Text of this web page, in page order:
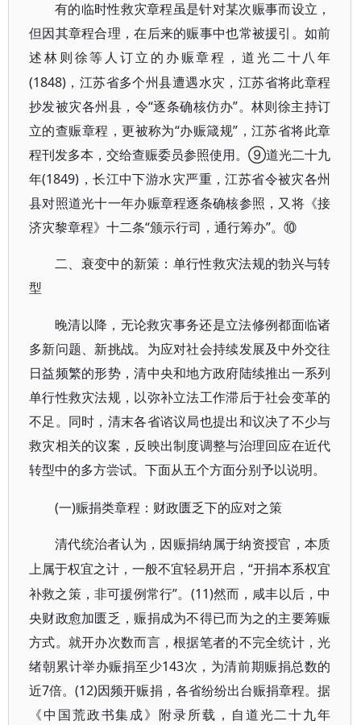
有的临时性救灾章程虽是针对某次赈事而设立，
但因其章程合理，在后来的赈事中也常被援引。如前
述林则徐等人订立的办赈章程，道光二十八年
(1848)，江苏省多个州县遭遇水灾，江苏省将此章程
抄发被灾各州县，令“逐条确核仿办”。林则徐主持订
立的查赈章程，更被称为“办赈箴规”，江苏省将此章
程刊发多本，交给查赈委员参照使用。⑨道光二十九
年(1849)，长江中下游水灾严重，江苏省令被灾各州
县对照道光十一年办赈章程逐条确核参照，又将《接
济灾黎章程》十二条“颁示行司，通行筹办”。⑩
二、衰变中的新策：单行性救灾法规的勃兴与转
型
晚清以降，无论救灾事务还是立法修例都面临诸
多新问题、新挑战。为应对社会持续发展及中外交往
日益频繁的形势，清中央和地方政府陆续推出一系列
单行性救灾法规，以弥补立法工作滞后于社会变革的
不足。同时，清末各省谘议局也提出和议决了不少与
救灾相关的议案，反映出制度调整与治理回应在近代
转型中的多方尝试。下面从五个方面分别予以说明。
(一)赈捐类章程：财政匮乏下的应对之策
清代统治者认为，因赈捐纳属于纳资授官，本质
上属于权宜之计，一般不宜轻易开启，“开捐本系权宜
补救之策，非可援例常行”。(11)然而，咸丰以后，中
央财政愈加匮乏，赈捐成为不得已而为之的主要筹赈
方式。就开办次数而言，根据笔者的不完全统计，光
绪朝累计举办赈捐至少143次，为清前期赈捐总数的
近7倍。(12)因频开赈捐，各省纷纷出台赈捐章程。据
《中国荒政书集成》附录所载，自道光二十九年